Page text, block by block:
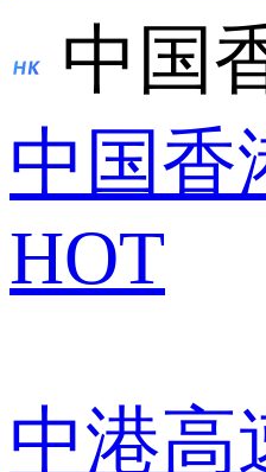
中国
中国香
HOT
中港高